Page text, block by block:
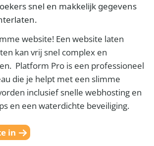
snel en makkelijk gegevens
website! Een website laten
kan vrij snel complex en
Platform Pro is een professioneel
die je helpt met een slimme
inclusief snelle webhosting en
en een waterdichte beveiliging.
in